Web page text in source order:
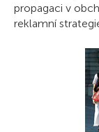
propagaci v
reklamní